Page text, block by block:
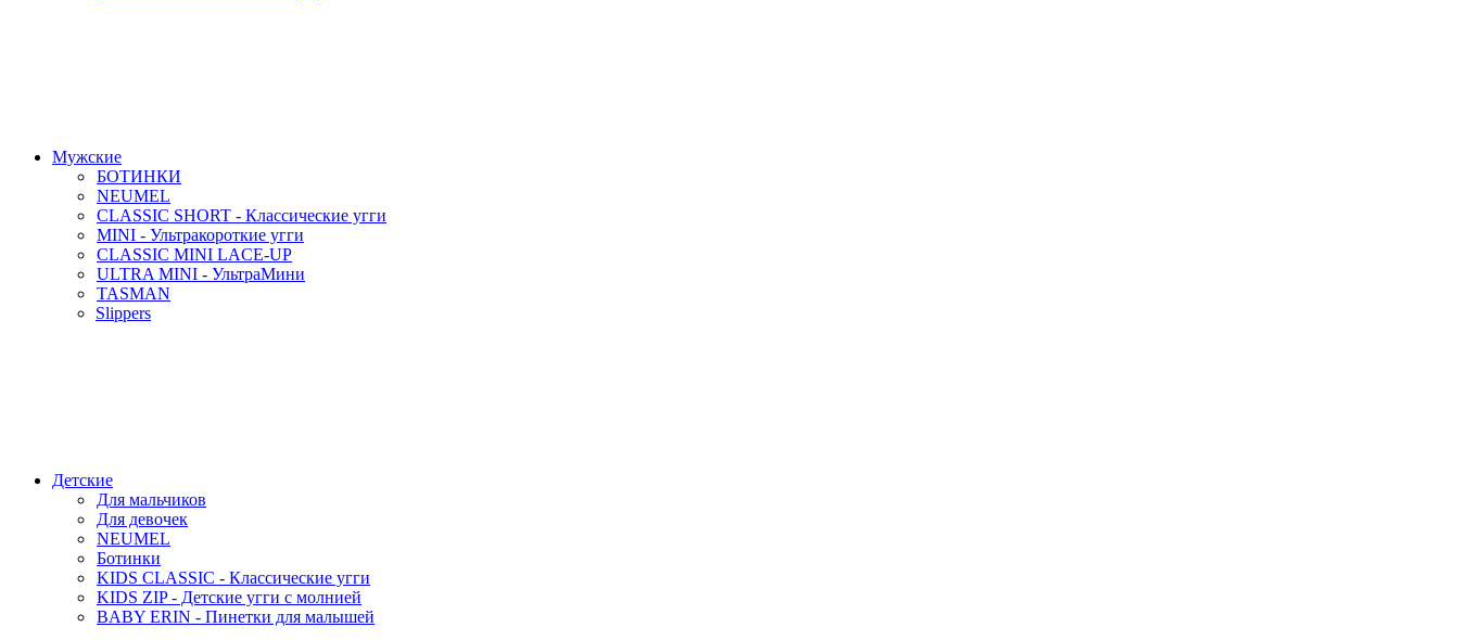
Мужские
БОТИНКИ
NEUMEL
CLASSIC SHORT - Классические угги
MINI - Ультракороткие угги
CLASSIC MINI LACE-UP
ULTRA MINI - УльтраМини
TASMAN
Slippers
Детские
Для мальчиков
Для девочек
NEUMEL
Ботинки
KIDS CLASSIC - Классические угги
KIDS ZIP - Детские угги с молнией
BABY ERIN - Пинетки для малышей